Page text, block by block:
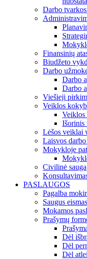
Darbo
Finansinių
Biudžeto
Darbo
Darbo
Darbo
Viešieji
Veiklos
Veiklos
Išorinis
Lėšos veiklai
Laisvos
Mokykloje
Civilinė sauga
PASLAUGOS
Pagalba
Saugus
Mokamos
Prašymų
Dėl
Dėl
Dėl